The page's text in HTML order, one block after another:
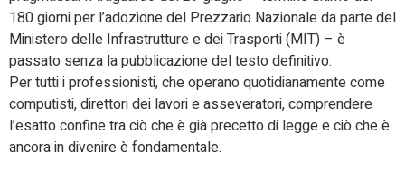
180 giorni per l’adozione del Prezzario Nazionale da parte del
Ministero delle Infrastrutture e dei Trasporti (MIT) – è
passato senza la pubblicazione del testo definitivo.
Per tutti i professionisti, che operano quotidianamente come
computisti, direttori dei lavori e asseveratori, comprendere
l’esatto confine tra ciò che è già precetto di legge e ciò che è
ancora in divenire è fondamentale.